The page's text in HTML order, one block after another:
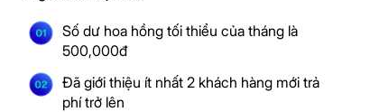
Số dư hoa hồng tối thiểu của tháng là
500,000đ
Đã giới thiệu ít nhất 2 khách hàng mới trả
phí trở lên